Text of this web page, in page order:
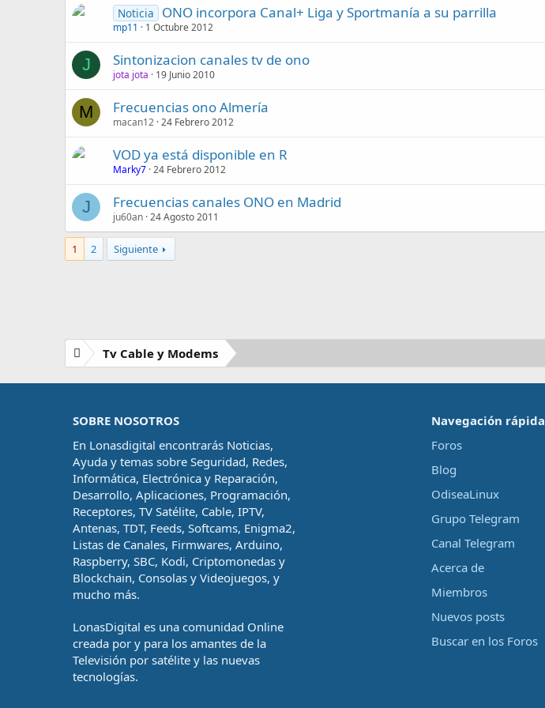
Noticia ONO incorpora Canal+ Liga y Sportmanía a su parrilla
mp11 1 Octubre 2012
J Sintonizacion canales tv de ono
jota jota 19 Junio 2010
M Frecuencias ono Almería
macan12 24 Febrero 2012
VOD ya está disponible en R
Marky7 24 Febrero 2012
J Frecuencias canales ONO en Madrid
ju60an 24 Agosto 2011
1 2 Siguiente
Tv Cable y Modems
SOBRE NOSOTROS
En Lonasdigital encontrarás Noticias,
Ayuda y temas sobre Seguridad, Redes,
Informática, Electrónica y Reparación,
Desarrollo, Aplicaciones, Programación,
Receptores, TV Satélite, Cable, IPTV,
Antenas, TDT, Feeds, Softcams, Enigma2,
Listas de Canales, Firmwares, Arduino,
Raspberry, SBC, Kodi, Criptomonedas y
Blockchain, Consolas y Videojuegos, y
mucho más.
LonasDigital es una comunidad Online
creada por y para los amantes de la
Televisión por satélite y las nuevas
tecnologías.
‎Navegación rápida‎
Foros
Blog
OdiseaLinux
Grupo Telegram
Canal Telegram
Acerca de
Miembros
Nuevos posts
Buscar en los Foros